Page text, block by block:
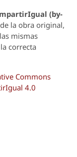
(by-
la obra original,
mismas
correcta
Commons
4.0